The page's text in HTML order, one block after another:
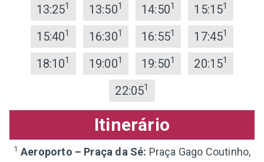
13:251 13:501 14:501 15:151
15:401 16:301 16:551 17:451
18:101 19:001 19:501 20:151
22:051
Itinerário
1 Aeroporto – Praça da Sé: Praça Gago Coutinho,